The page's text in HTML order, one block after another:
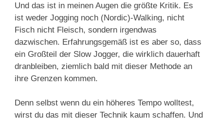
Und das ist in meinen Augen die größte Kritik. Es
ist weder Jogging noch (Nordic)-Walking, nicht
Fisch nicht Fleisch, sondern irgendwas
dazwischen. Erfahrungsgemäß ist es aber so, dass
ein Großteil der Slow Jogger, die wirklich dauerhaft
dranbleiben, ziemlich bald mit dieser Methode an
ihre Grenzen kommen.
Denn selbst wenn du ein höheres Tempo wolltest,
wirst du das mit dieser Technik kaum schaffen. Und